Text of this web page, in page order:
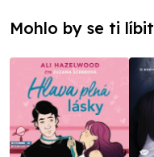
Mohlo by se ti líbit